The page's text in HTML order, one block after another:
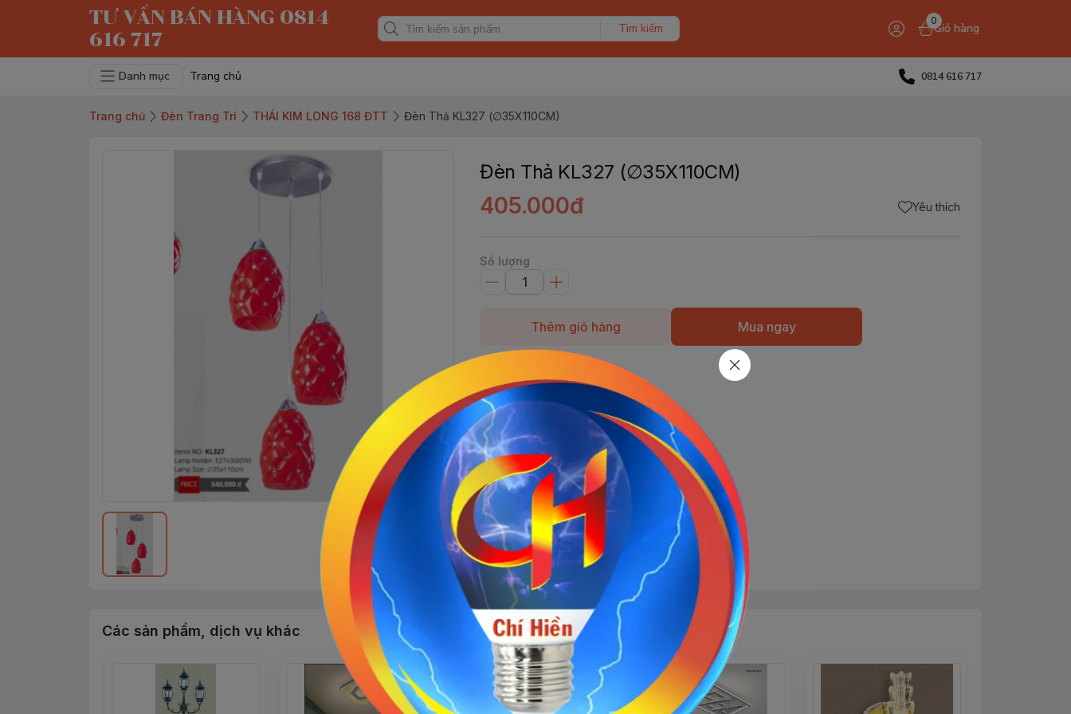
TƯ VẤN BÁN HÀNG 0814
616 717
Tìm kiếm
0
Giỏ hàng
Danh mục Trang chủ 0814 616 717
Trang chủ Đèn Trang Trí THÁI KIM LONG 168 ĐTT Đèn Thả KL327 (∅35X110CM)
Đèn Thả KL327 (∅35X110CM)
405.000đ Yêu thích
Số lượng
Thêm giỏ hàng Mua ngay
Các sản phẩm, dịch vụ khác